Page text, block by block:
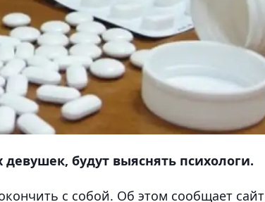
будут выяснять психологи.
с собой. Об этом сообщает сайт